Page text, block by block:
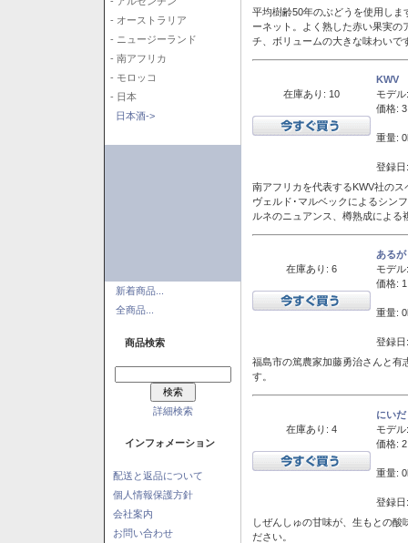
- オーストラリア
- ニュージーランド
- 南アフリカ
- モロッコ
- 日本
日本酒->
新着商品...
全商品...
商品検索
詳細検索
インフォメーション
配送と返品について
個人情報保護方針
会社案内
お問い合わせ
平均樹齢50年のぶどうを使用し
ーネット。よく熟した赤い果実
チ、ボリュームの大きな味わいで
在庫あり: 10
KWV
モデル:
価格:
重量:
登録
南アフリカを代表するKWV社の
ヴェルド･マルベックによるシン
ルネのニュアンス、樽熟成によ
在庫あり: 6
ある
モデル:
価格:
重量:
登録
福島市の篤農家加藤勇治さんと有
す。
在庫あり: 4
にい
モデル:
価格:
重量:
登録
しぜんしゅの甘味が、生もとの
ださい。